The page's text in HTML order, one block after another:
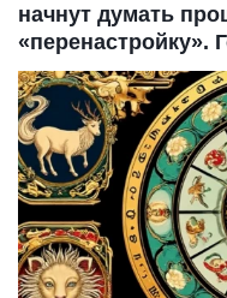
начнут думать
«перенастройку».